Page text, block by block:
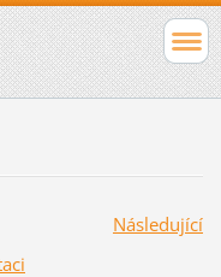
Následující